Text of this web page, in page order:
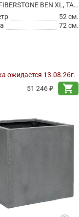
КАШПО FIBERSTONE BEN XL, TAUPE
52 см.
72 см.
ожидается 13.08.26г.
51 246 ₽
shopping_cart